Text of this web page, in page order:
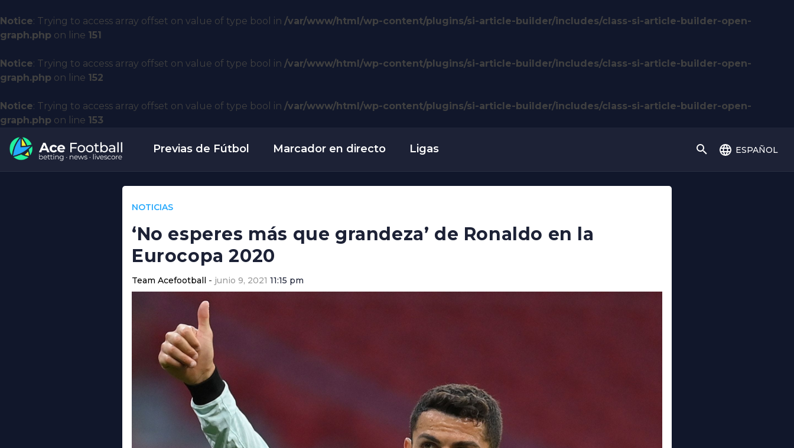
Notice: Trying to access array offset on value of type bool in /var/www/html/wp-content/plugins/si-article-builder/includes/class-si-article-builder-open-
graph.php on line 151
Notice: Trying to access array offset on value of type bool in /var/www/html/wp-content/plugins/si-article-builder/includes/class-si-article-builder-open-
graph.php on line 152
Notice: Trying to access array offset on value of type bool in /var/www/html/wp-content/plugins/si-article-builder/includes/class-si-article-builder-open-
graph.php on line 153
Previas de Fútbol Marcador en directo Ligas español
NOTICIAS
‘No esperes más que grandeza’ de Ronaldo en la
Eurocopa 2020
Team Acefootball junio 9, 2021 11:15 pm